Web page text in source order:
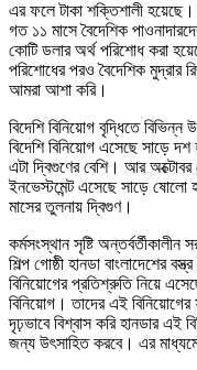
এর ফলে টাকা শক্তিশালী হয়েছে।
গত ১১ মাসে বৈদেশিক
কোটি ডলার অর্থ পরিশোধ করা
পরিশোধের পরও বৈদেশিক মুদ্রার
আমরা আশা করি।
বিদেশি বিনিয়োগ বৃদ্ধিতে
বিদেশি বিনিয়োগ এসেছে সাড়ে
এটা দ্বিগুণের বেশি। আর অক্টোবর
ইনভেস্টমেন্ট এসেছে সাড়ে ষোলো
মাসের তুলনায় দ্বিগুণ।
কর্মসংস্থান সৃষ্টি
শিল্প গোষ্ঠী হানডা বাংলাদেশের
বিনিয়োগের প্রতিশ্রুতি নিয়ে
বিনিয়োগ। তাদের এই
দৃঢ়ভাবে বিশ্বাস করি হানডার এই
জন্য উৎসাহিত করবে। এর